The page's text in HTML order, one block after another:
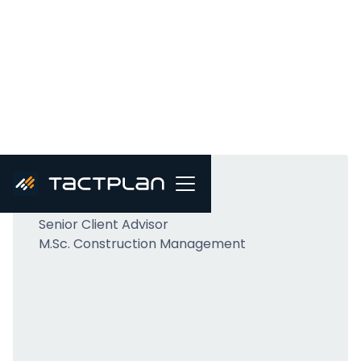
Martin Veis
Senior Client Advisor
M.Sc. Construction Management